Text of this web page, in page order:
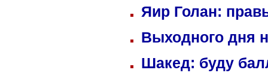
Яир Голан:
Выходного дня
Шакед: буду